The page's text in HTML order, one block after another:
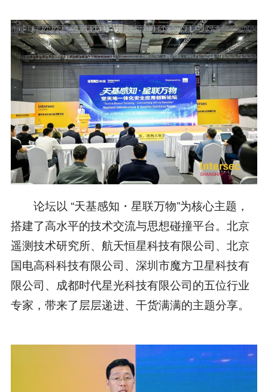
论坛以 “天基感知・星联万物”为核心主题，
搭建了高水平的技术交流与思想碰撞平台。北京
遥测技术研究所、航天恒星科技有限公司、北京
国电高科科技有限公司、深圳市魔方卫星科技有
限公司、成都时代星光科技有限公司的五位行业
专家，带来了层层递进、干货满满的主题分享。